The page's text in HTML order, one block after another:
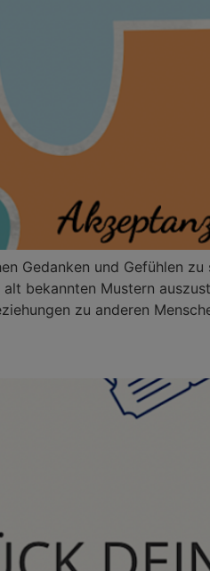
Gedanken und Gefühlen
bekannten Mustern
zu anderen